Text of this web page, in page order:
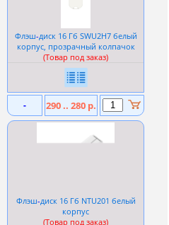
Флэш-диск 16 Гб SWU2H7 белый
корпус, прозрачный колпачок
(Товар под заказ)
- 290 .. 280 р.
Флэш-диск 16 Гб NTU201 белый
корпус
(Товар под заказ)